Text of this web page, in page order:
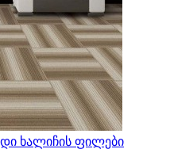
ხალიჩის ფილები